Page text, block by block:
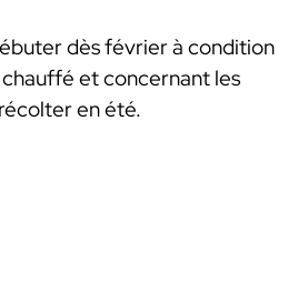
dès février à condition
et concernant les
en été.